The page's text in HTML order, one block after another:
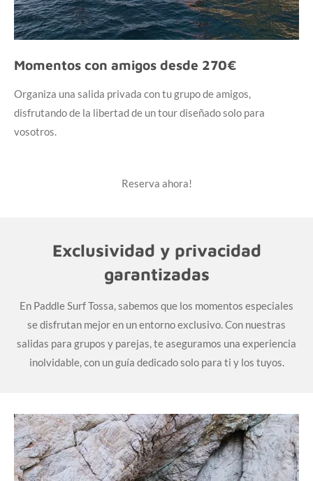
Momentos con amigos desde 270€
Organiza una salida privada con tu grupo de amigos,
disfrutando de la libertad de un tour diseñado solo para
vosotros.
Reserva ahora!
Exclusividad y privacidad
garantizadas
En Paddle Surf Tossa, sabemos que los momentos especiales
se disfrutan mejor en un entorno exclusivo. Con nuestras
salidas para grupos y parejas, te aseguramos una experiencia
inolvidable, con un guía dedicado solo para ti y los tuyos.